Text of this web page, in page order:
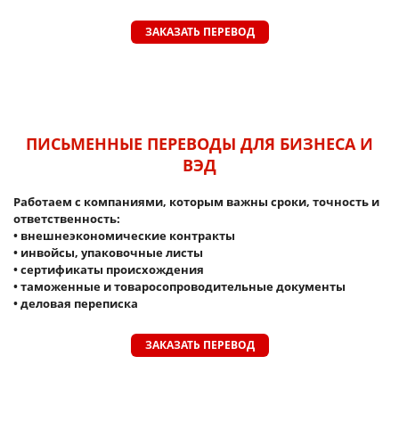
ЗАКАЗАТЬ ПЕРЕВОД
ПИСЬМЕННЫЕ ПЕРЕВОДЫ ДЛЯ БИЗНЕСА И
ВЭД
Работаем с компаниями, которым важны сроки, точность и
ответственность:
• внешнеэкономические контракты
• инвойсы, упаковочные листы
• сертификаты происхождения
• таможенные и товаросопроводительные документы
• деловая переписка
ЗАКАЗАТЬ ПЕРЕВОД